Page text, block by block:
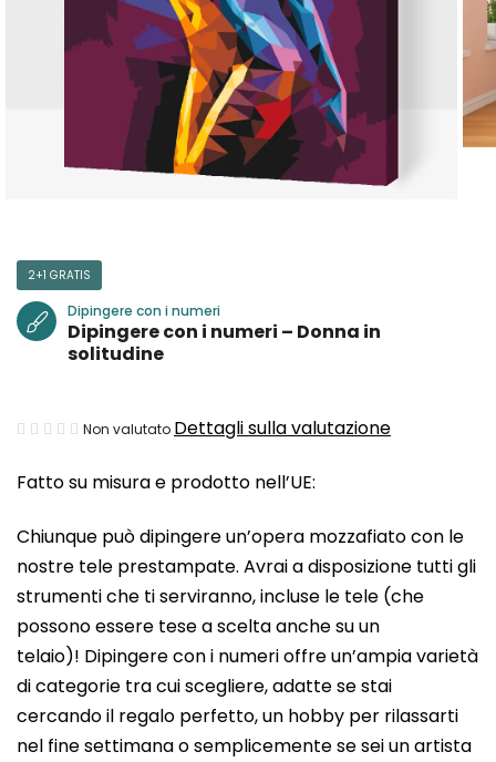
Fatto su misura e prodotto nell’UE:
Chiunque può dipingere un’opera mozzafiato con le
nostre tele prestampate. Avrai a disposizione tutti gli
strumenti che ti serviranno, incluse le tele (che
possono essere tese a scelta anche su un
telaio)! Dipingere con i numeri offre un’ampia varietà
di categorie tra cui scegliere, adatte se stai
cercando il regalo perfetto, un hobby per rilassarti
nel fine settimana o semplicemente se sei un artista
2+1 GRATIS
Dipingere con i numeri
Dipingere con i numeri – Donna in
solitudine
La
media
prodotto
è
0,0
su
5
stelle.
Non valutato Dettagli sulla valutazione